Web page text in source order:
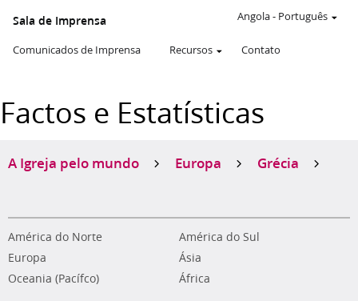
Sala de Imprensa
Comunicados de Imprensa Recursos Contato
Angola- Português
Factos e Estatísticas
A Igreja pelo mundo Europa Grécia
América do Norte
América do Sul
Europa
Ásia
Oceania (Pacífco)
África